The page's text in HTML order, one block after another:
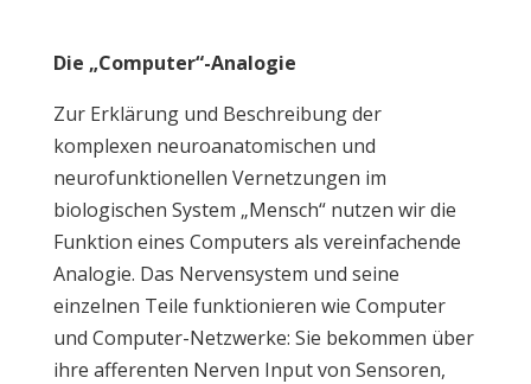
Die „Computer“-Analogie
Zur Erklärung und Beschreibung der
komplexen neuroanatomischen und
neurofunktionellen Vernetzungen im
biologischen System „Mensch“ nutzen wir die
Funktion eines Computers als vereinfachende
Analogie. Das Nervensystem und seine
einzelnen Teile funktionieren wie Computer
und Computer-Netzwerke: Sie bekommen über
ihre afferenten Nerven Input von Sensoren,